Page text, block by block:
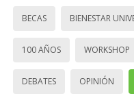
BECAS BIENESTAR
100 AÑOS WORKSHOP
DEBATES OPINIÓN